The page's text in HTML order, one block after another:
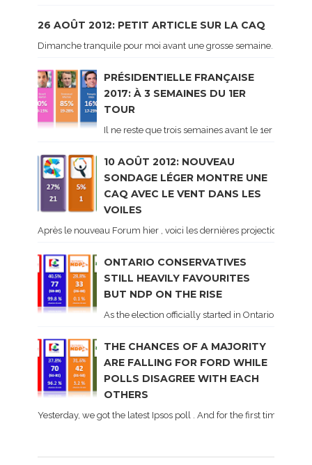
26 AOÛT 2012: PETIT ARTICLE SUR LA CAQ
Dimanche tranquile pour moi avant une grosse semaine. Voici
PRÉSIDENTIELLE FRANÇAISE
2017: À 3 SEMAINES DU 1ER
TOUR
Il ne reste que trois semaines avant le 1er tour de
10 AOÛT 2012: NOUVEAU
SONDAGE LÉGER MONTRE UNE
CAQ AVEC LE VENT DANS LES
VOILES
Après le nouveau Forum hier , voici les dernières projections
ONTARIO CONSERVATIVES
STILL HEAVILY FAVOURITES
BUT NDP ON THE RISE
As the election officially started in Ontario, some
THE CHANCES OF A MAJORITY
ARE FALLING FOR FORD WHILE
POLLS DISAGREE WITH EACH
OTHERS
Yesterday, we got the latest Ipsos poll . And for the first time